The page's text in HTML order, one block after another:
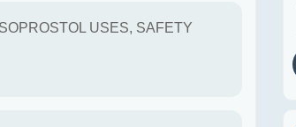
USES, SAFETY